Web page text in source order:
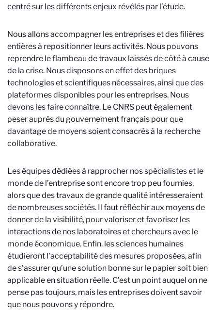
centré sur les différents enjeux révélés par l’étude.
Nous allons accompagner les entreprises et des filières
entières à repositionner leurs activités. Nous pouvons
reprendre le flambeau de travaux laissés de côté à cause
de la crise. Nous disposons en effet des briques
technologies et scientifiques nécessaires, ainsi que des
plateformes disponibles pour les entreprises. Nous
devons les faire connaître. Le CNRS peut également
peser auprès du gouvernement français pour que
davantage de moyens soient consacrés à la recherche
collaborative.
Les équipes dédiées à rapprocher nos spécialistes et le
monde de l’entreprise sont encore trop peu fournies,
alors que des travaux de grande qualité intéresseraient
de nombreuses sociétés. Il faut réfléchir aux moyens de
donner de la visibilité, pour valoriser et favoriser les
interactions de nos laboratoires et chercheurs avec le
monde économique. Enfin, les sciences humaines
étudieront l’acceptabilité des mesures proposées, afin
de s’assurer qu’une solution bonne sur le papier soit bien
applicable en situation réelle. C’est un point auquel on ne
pense pas toujours, mais les entreprises doivent savoir
que nous pouvons y répondre.